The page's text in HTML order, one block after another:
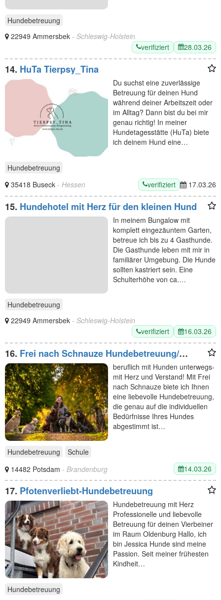
Hundebetreuung
22949 Ammersbek - Schleswig-Holstein
verifiziert
28.03.26
14. HuTa Tierpsy_Tina
Du suchst eine zuverlässige
Betreuung für deinen Hund
während deiner Arbeitszeit oder
im Alltag? Dann bist du bei mir
genau richtig! In meiner
Hundetagesstätte (HuTa) biete
ich deinem Hund eine…
Hundebetreuung
35418 Buseck - Hessen verifiziert 17.03.26
15. Hundehotel mit Herz für den kleinen Hund
In meinem Bungalow mit
komplett eingezäuntem Garten,
betreue ich bis zu 4 Gasthunde.
Die Gasthunde leben mit mir in
familiärer Umgebung. Die Hunde
sollten kastriert sein. Eine
Schulterhöhe von ca.…
Hundebetreuung
22949 Ammersbek - Schleswig-Holstein
verifiziert
16.03.26
16. Frei nach Schnauze Hundebetreuung/
Dogwalking & Gassiservice in Potsdam und
Berlin Wannsee
beruflich mit Hunden unterwegs-
mit Herz und Verstand! Mit Frei
nach Schnauze biete ich Ihnen
eine liebevolle Hundebetreuung,
die genau auf die individuellen
Bedürfnisse Ihres Hundes
abgestimmt ist…
Hundebetreuung
Schule
14482 Potsdam - Brandenburg 14.03.26
17. Pfotenverliebt-Hundebetreuung
Hundebetreuung mit Herz
Professionelle und liebevolle
Betreuung für deinen Vierbeiner
im Raum Oldenburg Hallo, ich
bin Jessica Hunde sind meine
Passion. Seit meiner frühesten
Kindheit…
Hundebetreuung